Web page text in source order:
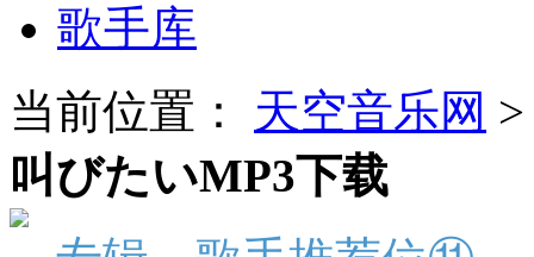
歌手库
当前位置：
天空音乐网
叫びたいMP3下载